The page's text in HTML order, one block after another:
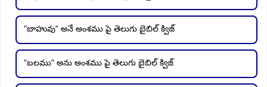
"బాహువు" అనే అంశము పై తెలుగు బైబిల్ క్విజ్
"బలము" అను అంశము పై తెలుగు బైబిల్ క్విజ్